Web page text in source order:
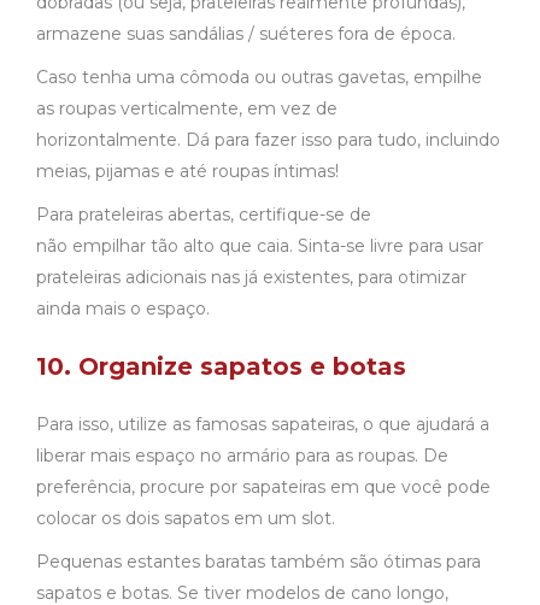
armazene suas sandálias / suéteres fora de época.
Caso tenha uma cômoda ou outras gavetas, empilhe
as roupas verticalmente, em vez de
horizontalmente. Dá para fazer isso para tudo, incluindo
meias, pijamas e até roupas íntimas!
Para prateleiras abertas, certifique-se de
não empilhar tão alto que caia. Sinta-se livre para usar
prateleiras adicionais nas já existentes, para otimizar
ainda mais o espaço.
10. Organize sapatos e botas
Para isso, utilize as famosas sapateiras, o que ajudará a
liberar mais espaço no armário para as roupas. De
preferência, procure por sapateiras em que você pode
colocar os dois sapatos em um slot.
Pequenas estantes baratas também são ótimas para
sapatos e botas. Se tiver modelos de cano longo,